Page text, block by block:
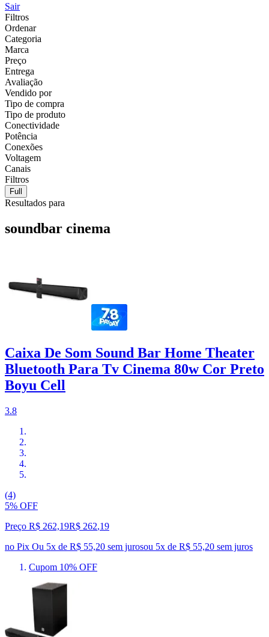
Sair
Filtros
Ordenar
Categoria
Marca
Preço
Entrega
Avaliação
Vendido por
Tipo de compra
Tipo de produto
Conectividade
Potência
Conexões
Voltagem
Canais
Filtros
Full
Resultados para
soundbar cinema
Caixa De Som Sound Bar Home Theater
Bluetooth Para Tv Cinema 80w Cor Preto
Boyu Cell
3.8
(4)
5% OFF
Preço R$ 262,19R$ 262,19
no Pix Ou 5x de R$ 55,20 sem jurosou 5x de R$ 55,20 sem juros
Cupom 10% OFF